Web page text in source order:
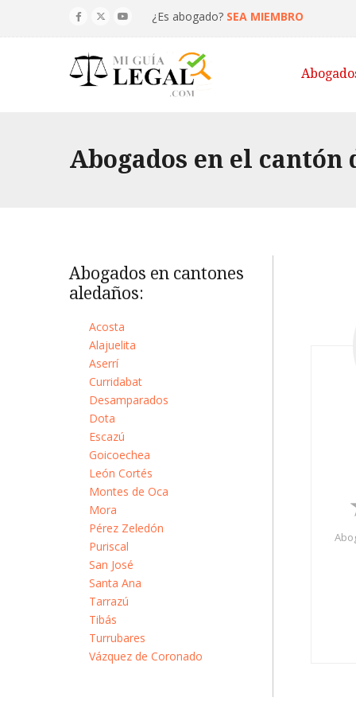
¿Es abogado? SEA MIEMBRO
Abogados en el cantón
Abogados en cantones
aledaños:
Acosta
Alajuelita
Aserrí
Curridabat
Desamparados
Dota
Escazú
Goicoechea
León Cortés
Montes de Oca
Mora
Pérez Zeledón
Puriscal
San José
Santa Ana
Tarrazú
Tibás
Turrubares
Vázquez de Coronado